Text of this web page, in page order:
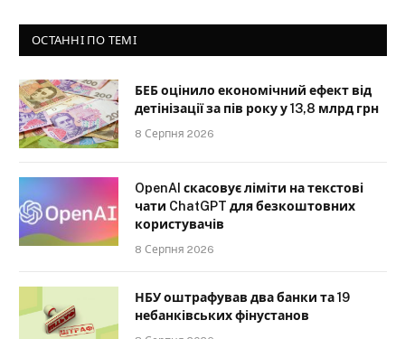
ОСТАННІ ПО ТЕМІ
БЕБ оцінило економічний ефект від
детінізації за пів року у 13,8 млрд грн
8 Серпня 2026
OpenAI скасовує ліміти на текстові
чати ChatGPT для безкоштовних
користувачів
8 Серпня 2026
НБУ оштрафував два банки та 19
небанківських фінустанов